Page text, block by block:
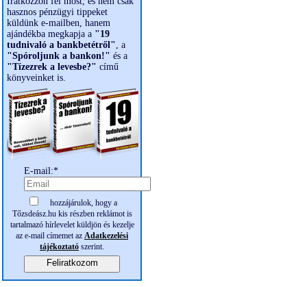
hasznos pénzügyi tippeket
küldünk e-mailben, hanem
ajándékba megkapja a "19
tudnivaló a bankbetétről", a
"Spóroljunk a bankon!" és a
"Tízezrek a levesbe?" című
könyveinket is.
E-mail:*
hozzájárulok, hogy a
Tőzsdeász.hu kis részben reklámot is
tartalmazó hírlevelet küldjön és kezelje
az e-mail címemet az Adatkezelési
tájékoztató szerint.
Feliratkozom